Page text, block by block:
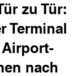
zu Tür:
Terminal
nach